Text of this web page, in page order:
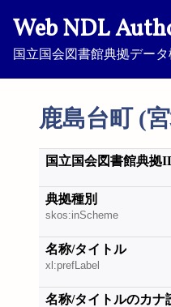
Web NDL
国立国会図書館典拠デー
鹿島台町 (
国立国会図書館典拠
典拠種別
skos:inScheme
名称/タイトル
xl:prefLabel
名称/タイトルのカナ